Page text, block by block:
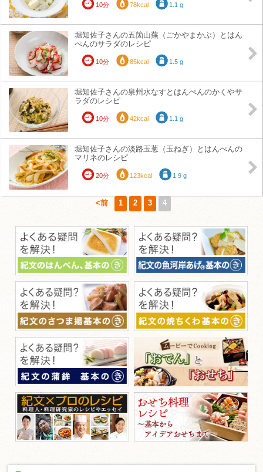
10分 78kcal 1.1 g
堀知佐子さんの五箇山蕪（ごかやまかぶ）とはん
ぺんのサラダのレシピ
10分 85kcal 1.5 g
堀知佐子さんの泉州水なすとはんぺんのかくやサ
ラダのレシピ
10分 42kcal 1.1 g
堀知佐子さんの淡路玉葱（玉ねぎ）とはんぺんの
マリネのレシピ
20分 123kcal 1.9 g
<前 1 2 3 4